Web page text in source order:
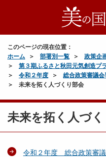
このページの現在位置：
ホーム
部署別一覧 政策企
第３期ふるさと秋田元気創造プ
令和２年度
総合政策審議
未来を拓く人づくり部会
未来を拓く人づ
令和２年度 総合政策審